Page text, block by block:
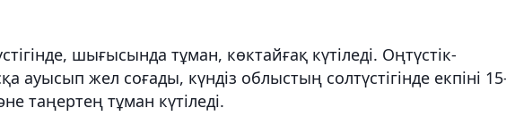
шығысында тұман, көктайғақ күтіледі. Оңтүстік-
ауысып жел соғады, күндіз облыстың солтүстігінде екпіні
таңертең тұман күтіледі.